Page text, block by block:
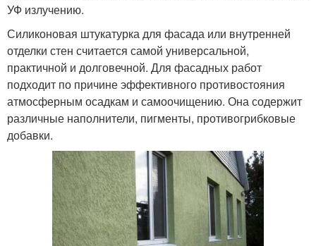
УФ излучению.
Силиконовая штукатурка для фасада или внутренней
отделки стен считается самой универсальной,
практичной и долговечной. Для фасадных работ
подходит по причине эффективного противостояния
атмосферным осадкам и самоочищению. Она содержит
различные наполнители, пигменты, противогрибковые
добавки.